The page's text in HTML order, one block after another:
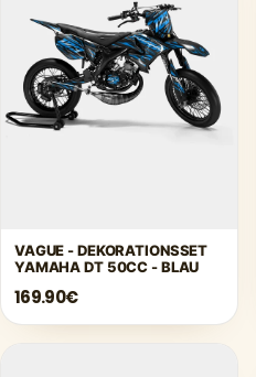
VAGUE - DEKORATIONSSET
YAMAHA DT 50CC - BLAU
169.90€